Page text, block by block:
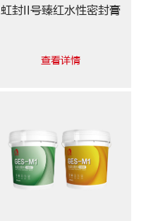
虹封II号臻红水性密封膏
查看详情